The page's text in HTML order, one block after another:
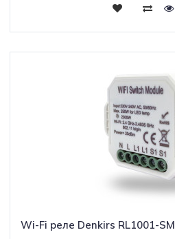
Купить
Wi-Fi реле Denkirs RL1001-SM